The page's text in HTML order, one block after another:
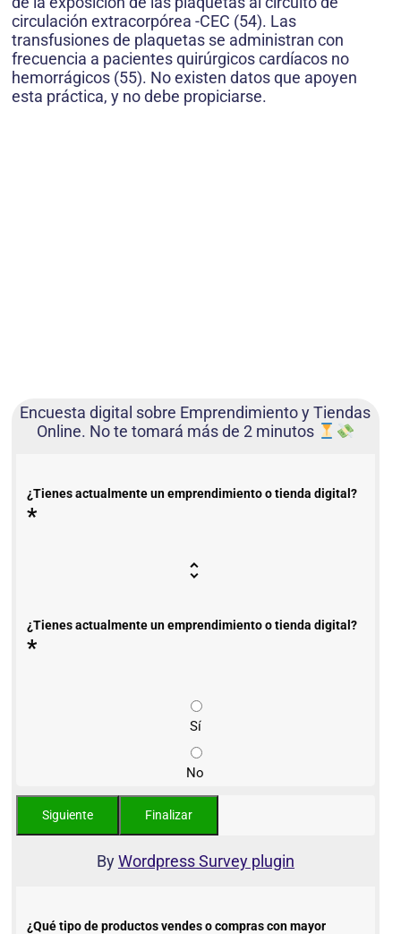
circulación extracorpórea -CEC (54). Las
transfusiones de plaquetas se administran con
frecuencia a pacientes quirúrgicos cardíacos no
hemorrágicos (55). No existen datos que apoyen
esta práctica, y no debe propiciarse.
Encuesta digital sobre Emprendimiento y Tiendas
Online. No te tomará más de 2 minutos
¿Tienes actualmente un emprendimiento o tienda digital?
*
¿Tienes actualmente un emprendimiento o tienda digital?
*
Sí
No
ByWordpress Survey plugin
¿Qué tipo de productos vendes o compras con mayor